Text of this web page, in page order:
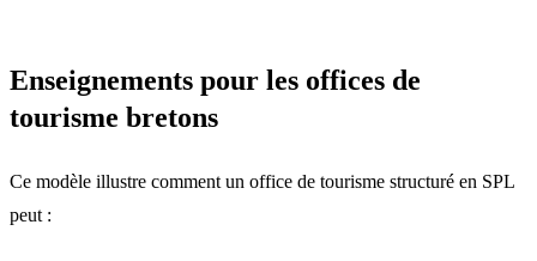
Enseignements pour les offices de
tourisme bretons
Ce modèle illustre comment un office de tourisme structuré en SPL
peut :